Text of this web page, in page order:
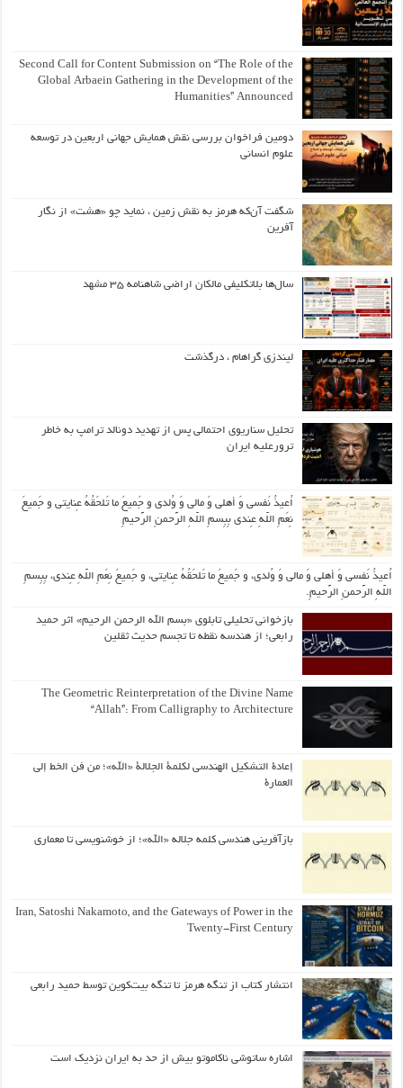
Second Call for Content Submission on “The Role of the
Global Arbaein Gathering in the Development of the
Humanities” Announced
دومین فراخوان بررسی نقش همایش جهانی اربعین در توسعه
علوم انسانی
شگفت آن‌که هرمز به نقش زمین ، نماید چو «هشت» از نگار
آفرین
سال‌ها بلاتکلیفی مالکان اراضی شاهنامه ۳۵ مشهد
لیندزی گراهام ، درگذشت
تحلیل سناریوی احتمالی پس از تهدید دونالد ترامپ به خاطر
ترورعلیه ایران
اُعیذُ نَفسی وَ أهلی وَ مالی وَ وُلدی و جَمیعَ ما تَلحَقُهُ عِنایتی و جَمیعَ
نِعَمِ اللّهِ عِندی بِبِسمِ اللّهِ الرَّحمنِ الرَّحیمِ
اُعیذُ نَفسی وَ أهلی وَ مالی وَ وُلدی، و جَمیعَ ما تَلحَقُهُ عِنایتی، و جَمیعَ نِعَمِ اللّهِ عِندی، بِبِسمِ
اللّهِ الرَّحمنِ الرَّحیمِ.
بازخوانی تحلیلی تابلوی «بسم الله الرحمن الرحیم» اثر حمید
رابعی؛ از هندسه نقطه تا تجسم حدیث ثقلین
The Geometric Reinterpretation of the Divine Name
“Allah”: From Calligraphy to Architecture
إعادة التشكيل الهندسي لكلمة الجلالة «الله»؛ من فن الخط إلى
العمارة
بازآفرینی هندسی کلمه جلاله «الله»؛ از خوشنویسی تا معماری
Iran, Satoshi Nakamoto, and the Gateways of Power in the
Twenty-First Century
انتشار کتاب از تنگه هرمز تا تنگه بیت‌کوین توسط حمید رابعی
اشاره ساتوشی ناکاموتو بیش از حد به ایران نزدیک است